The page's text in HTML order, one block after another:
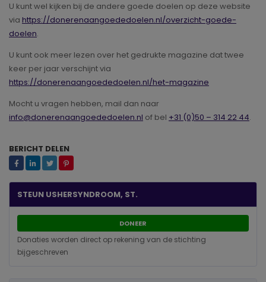
U kunt wel kijken bij de andere goede doelen op deze website
via https://donerenaangoededoelen.nl/overzicht-goede-
doelen.
U kunt ook meer lezen over het gedrukte magazine dat twee
keer per jaar verschijnt via
https://donerenaangoededoelen.nl/het-magazine
Mocht u vragen hebben, mail dan naar
info@donerenaangoededoelen.nl of bel +31 (0)50 – 314 22 44.
BERICHT DELEN
STEUN USHERSYNDROOM, ST.
DONEER
Donaties worden direct op rekening van de stichting
bijgeschreven